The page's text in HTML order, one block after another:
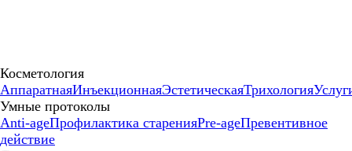
Косметология
АппаратнаяИнъекционнаяЭстетическаяТрихология
Умные протоколы
Anti-ageПрофилактика старенияPre-ageПревентивное
действие